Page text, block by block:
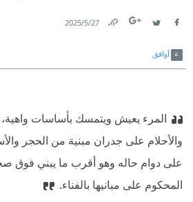
27‏/5‏/2025
أوافق
المرء يعيش ويتمسك بأساسات
والأحلام على جدران مبنية من الحجر
على دوام حاله وهو أقرب ما يبني فوق
المحكوم على مبانيها بالفناء.